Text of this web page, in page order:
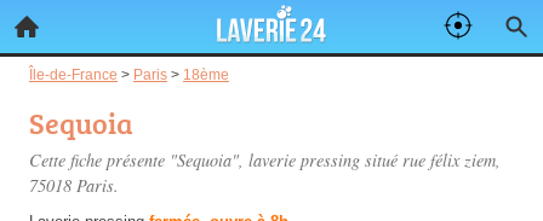
Île-de-France > Paris > 18ème
Sequoia
Cette fiche présente "Sequoia", laverie pressing situé rue félix ziem,
75018 Paris.